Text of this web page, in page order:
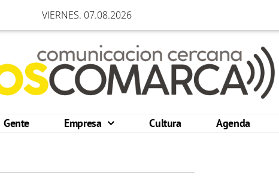
VIERNES. 07.08.2026
Gente Empresa Cultura Agenda